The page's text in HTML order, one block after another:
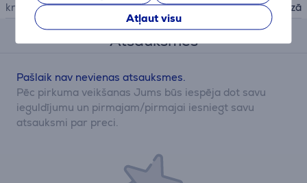
Atļaut visu
krāsa
rozā
Atsauksmes
Pašlaik nav nevienas atsauksmes.
Pēc pirkuma veikšanas Jums būs iespēja dot savu
ieguldījumu un pirmajam/pirmajai iesniegt savu
atsauksmi par preci.